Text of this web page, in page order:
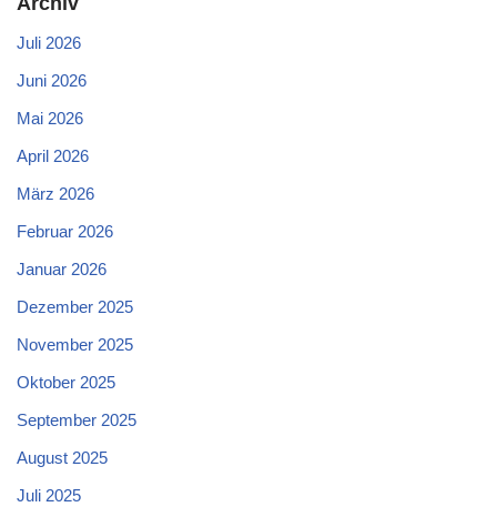
Juli 2026
Juni 2026
Mai 2026
April 2026
März 2026
Februar 2026
Januar 2026
Dezember 2025
November 2025
Oktober 2025
September 2025
August 2025
Juli 2025